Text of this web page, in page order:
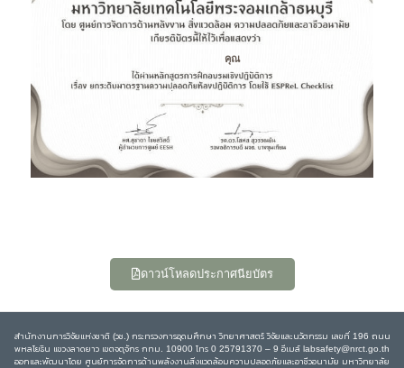
คุณ
ดาวน์โหลดประกาศนียบัตร
สำนักงานการวิจัยแห่งชาติ (วช.) กระทรวงการอุดมศึกษา วิทยาศาสตร์ วิจัยและนวัตกรรม เลขที่ 196 ถนน
พหลโยธิน แขวงลาดยาว เขตจตุจักร กทม. 10900 โทร 0 25791370 – 9 อีเมล์ labsafety@nrct.go.th
ออกและพัฒนาโดย ศูนย์การจัดการด้านพลังงานสิ่งแวดล้อมความปลอดภัยและอาชีวอนามัย มหาวิทยาลัย